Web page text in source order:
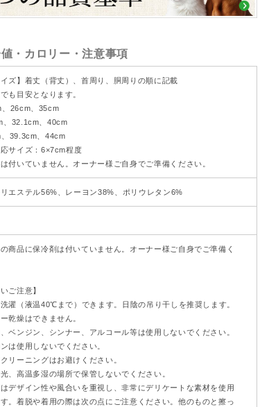
・カロリー・注意事項
イズ】着丈（背丈）、首周り、胴周りの順に記載
も目安となります。
、26cm、35cm
、32.1cm、40cm
、39.3cm、44cm
サイズ：6×7cm程度
付いていません。オーナー様ご自身でご準備ください。
エステル56%、レーヨン38%、ポリウレタン6%
商品に保冷剤は付いていません。オーナー様ご自身でご準備く
ご注意】
洗濯（液温40℃まで）できます。日陰の吊り干しを推奨します。
乾燥はできません。
、ベンジン、シンナー、アルコール等は使用しないでください。
は使用しないでください。
リーニングはお避けください。
光、高温多湿の場所で保管しないでください。
はデザイン性や風合いを重視し、非常にデリケートな素材を使用
。着脱や着用の際は次の点にご注意ください。他のものと擦っ